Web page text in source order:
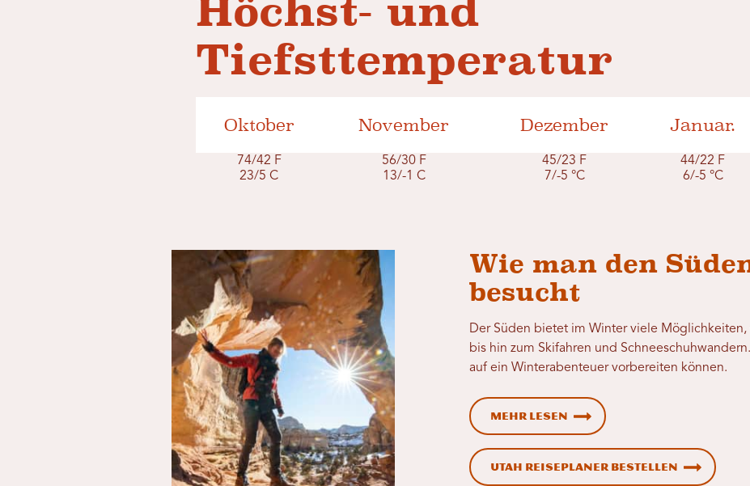
Höchst- und
Tiefsttemperatur
Oktober November Dezember Januar.
74/42 F
23/5 C
56/30 F
13/-1 C
45/23 F
7/-5 °C
44/22 F
6/-5 °C
Wie man den
besucht
Der Süden bietet im Winter viele
bis hin zum Skifahren und
auf ein Winterabenteuer vorbereiten können.
Mehr lesen
Utah Reiseplaner bestellen